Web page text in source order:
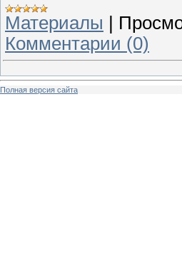
Материалы
Комментарии (0)
Полная версия сайта